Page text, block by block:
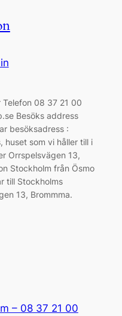
08 37 21 00
Besöks address
besöksadress :
huset som vi håller till i
Orrspelsvägen 13,
Stockholm från Ösmo
till Stockholms
13, Brommma.
– 08 37 21 00